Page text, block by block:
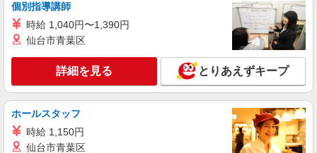
ライフ新座店 埼玉県新座市栗原4-12-25
キープ 詳細を見る
ライフ新座店（店舗コード635）
NEW
惣菜
ライフ新座店 埼玉県新座市栗原4-12-25
個別指導講師
時給 1,040円〜1,390円
仙台市青葉区
詳細を見る とりあえずキープ
ホールスタッフ
時給 1,150円
仙台市青葉区